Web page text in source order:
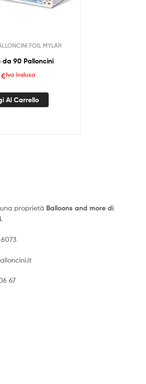
FOIL MYLAR
da 90 Palloncini
€Iva inclusa
Al Carrello
proprietà Balloons and more di
.
6073
67